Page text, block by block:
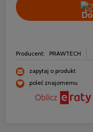
Producent: PRAWTECH
zapytaj o produkt
poleć znajomemu